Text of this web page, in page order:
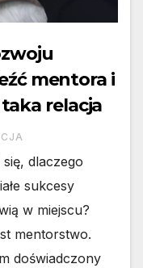
mentora i
relacja
dlaczego
sukcesy
w miejscu?
mentorstwo.
doświadczony